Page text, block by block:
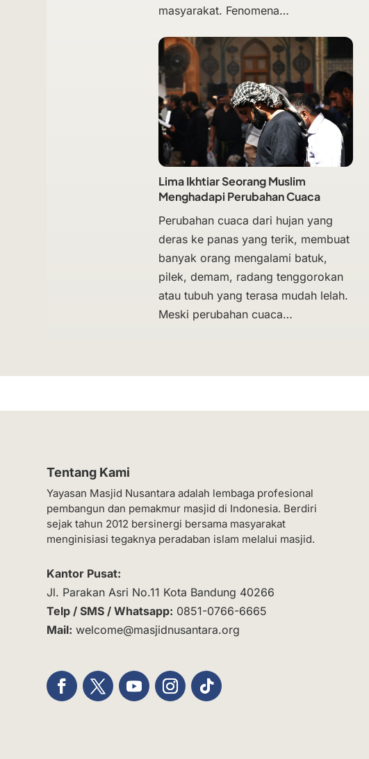
masyarakat. Fenomena…
Lima Ikhtiar Seorang Muslim
Menghadapi Perubahan Cuaca
Perubahan cuaca dari hujan yang
deras ke panas yang terik, membuat
banyak orang mengalami batuk,
pilek, demam, radang tenggorokan
atau tubuh yang terasa mudah lelah.
Meski perubahan cuaca…
Tentang Kami
Yayasan Masjid Nusantara adalah lembaga profesional
pembangun dan pemakmur masjid di Indonesia. Berdiri
sejak tahun 2012 bersinergi bersama masyarakat
menginisiasi tegaknya peradaban islam melalui masjid.
Kantor Pusat:
Jl. Parakan Asri No.11 Kota Bandung 40266
Telp / SMS / Whatsapp: 0851-0766-6665
Mail: welcome@masjidnusantara.org